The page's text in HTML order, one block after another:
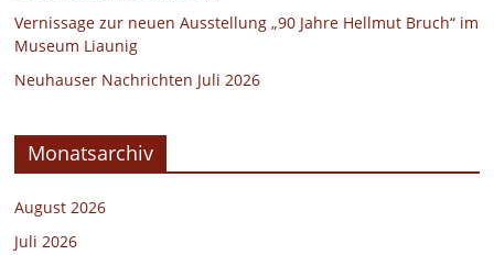
Vernissage zur neuen Ausstellung „90 Jahre Hellmut Bruch“ im
Museum Liaunig
Neuhauser Nachrichten Juli 2026
Monatsarchiv
August 2026
Juli 2026